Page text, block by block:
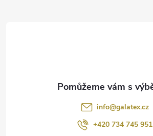
info@galatex.cz
+420 734 745 951